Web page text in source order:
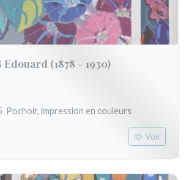
Edouard (1878 - 1930)
Pochoir, impression en couleurs
Voir